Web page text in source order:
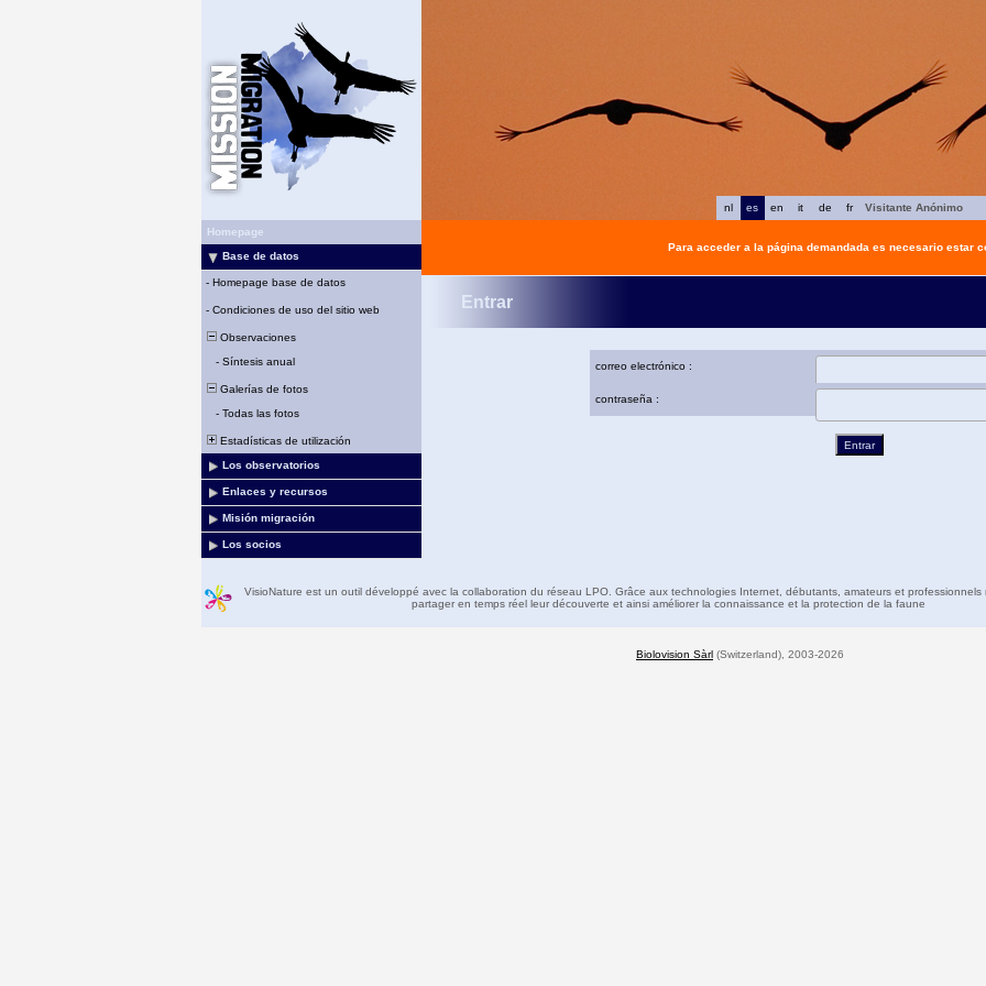
fr
de
it
en
es
nl
Visitante Anónimo
Homepage
Base de datos
- Homepage base de datos
- Condiciones de uso del sitio web
Observaciones
- Síntesis anual
Galerías de fotos
- Todas las fotos
Estadísticas de utilización
Los observatorios
Enlaces y recursos
Misión migración
Los socios
Para acceder a la página demandada es necesario estar
Entrar
correo electrónico :
contraseña :
VisioNature est un outil développé avec la collaboration du réseau LPO. Grâce aux technologies Internet, débutants, amateurs et professionnels
partager en temps réel leur découverte et ainsi améliorer la connaissance et la protection de la faune
Biolovision Sàrl (Switzerland), 2003-2026